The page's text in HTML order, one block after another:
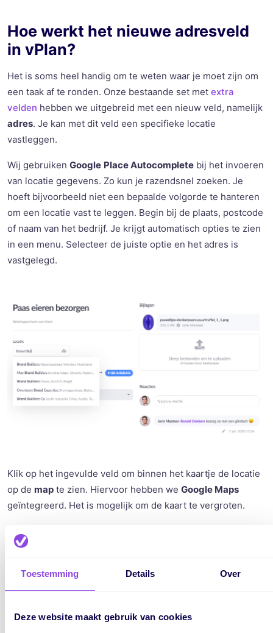
Toestemming Details Over
Deze website maakt gebruik van cookies
Hoe werkt het nieuwe adresveld
in vPlan?
Het is soms heel handig om te weten waar je moet zijn om
een taak af te ronden. Onze bestaande set met extra
velden hebben we uitgebreid met een nieuw veld, namelijk
adres. Je kan met dit veld een specifieke locatie
vastleggen.
Wij gebruiken Google Place Autocomplete bij het invoeren
van locatie gegevens. Zo kun je razendsnel zoeken. Je
hoeft bijvoorbeeld niet een bepaalde volgorde te hanteren
om een locatie vast te leggen. Begin bij de plaats, postcode
of naam van het bedrijf. Je krijgt automatisch opties te zien
in een menu. Selecteer de juiste optie en het adres is
vastgelegd.
Klik op het ingevulde veld om binnen het kaartje de locatie
op de map te zien. Hiervoor hebben we Google Maps
geïntegreerd. Het is mogelijk om de kaart te vergroten.
hier onze YouTube video over vrije velden;